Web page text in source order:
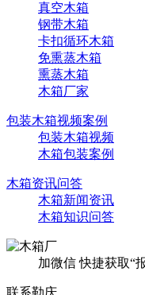
真空木箱
钢带木箱
卡扣循环木箱
免熏蒸木箱
熏蒸木箱
木箱厂家
包装木箱视频案例
包装木箱视频
木箱包装案例
木箱资讯问答
木箱新闻资讯
木箱知识问答
加微信 快捷获取“
联系勒庆